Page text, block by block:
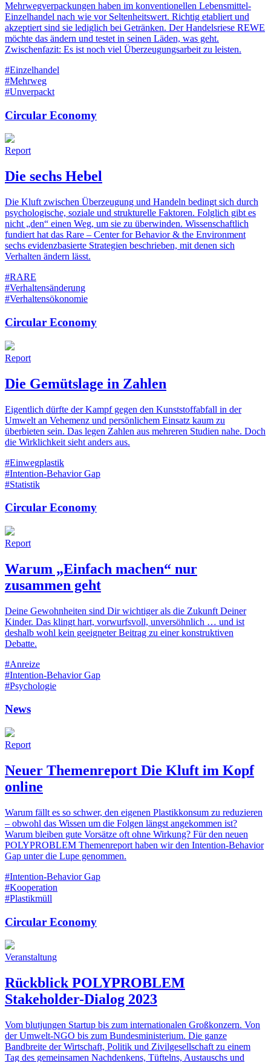
Mehrwegverpackungen haben im konventionellen Lebensmittel-
Einzelhandel nach wie vor Seltenheitswert. Richtig etabliert und
akzeptiert sind sie lediglich bei Getränken. Der Handelsriese REWE
möchte das ändern und testet in seinen Läden, was geht.
Zwischenfazit: Es ist noch viel Überzeugungsarbeit zu leisten.
#Einzelhandel
#Mehrweg
#Unverpackt
Circular Economy
Report
Die sechs Hebel
Die Kluft zwischen Überzeugung und Handeln bedingt sich durch
psychologische, soziale und strukturelle Faktoren. Folglich gibt es
nicht „den“ einen Weg, um sie zu überwinden. Wissenschaftlich
fundiert hat das Rare – Center for Behavior & the Environment
sechs evidenzbasierte Strategien beschrieben, mit denen sich
Verhalten ändern lässt.
#RARE
#Verhaltensänderung
#Verhaltensökonomie
Circular Economy
Report
Die Gemütslage in Zahlen
Eigentlich dürfte der Kampf gegen den Kunststoffabfall in der
Umwelt an Vehemenz und persönlichem Einsatz kaum zu
überbieten sein. Das legen Zahlen aus mehreren Studien nahe. Doch
die Wirklichkeit sieht anders aus.
#Einwegplastik
#Intention-Behavior Gap
#Statistik
Circular Economy
Report
Warum „Einfach machen“ nur
zusammen geht
Deine Gewohnheiten sind Dir wichtiger als die Zukunft Deiner
Kinder. Das klingt hart, vorwurfsvoll, unversöhnlich … und ist
deshalb wohl kein geeigneter Beitrag zu einer konstruktiven
Debatte.
#Anreize
#Intention-Behavior Gap
#Psychologie
News
Report
Neuer Themenreport Die Kluft im Kopf
online
Warum fällt es so schwer, den eigenen Plastikkonsum zu reduzieren
– obwohl das Wissen um die Folgen längst angekommen ist?
Warum bleiben gute Vorsätze oft ohne Wirkung? Für den neuen
POLYPROBLEM Themenreport haben wir den Intention-Behavior
Gap unter die Lupe genommen.
#Intention-Behavior Gap
#Kooperation
#Plastikmüll
Circular Economy
Veranstaltung
Rückblick POLYPROBLEM
Stakeholder-Dialog 2023
Vom blutjungen Startup bis zum internationalen Großkonzern. Von
der Umwelt-NGO bis zum Bundesministerium. Die ganze
Bandbreite der Wirtschaft, Politik und Zivilgesellschaft zu einem
Tag des gemeinsamen Nachdenkens, Tüftelns, Austauschs und